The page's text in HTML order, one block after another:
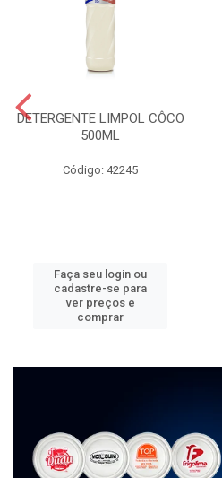
DETERGENTE LIMPOL CÔCO
500ML
Código: 42245
Faça seu login ou
cadastre-se para
ver preços e
comprar